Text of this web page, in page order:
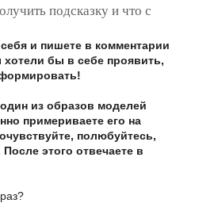
подсказку и что с
и пишете в комментарии
хотели бы в себе проявить,
из образов моделей
примериваете его на
полюбуйтесь,
этого отвечаете в